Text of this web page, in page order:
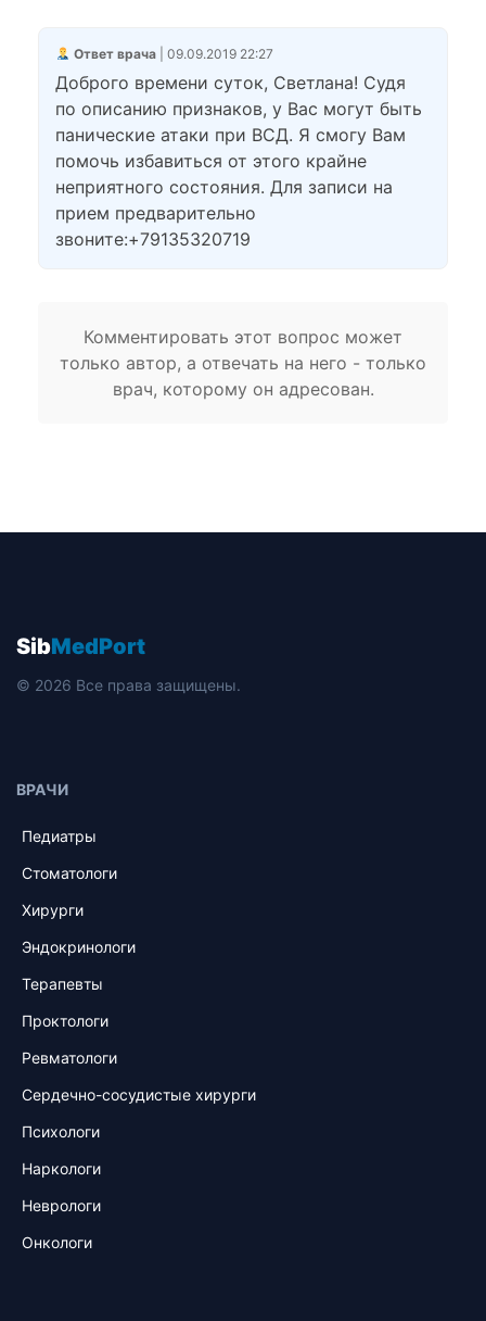
Ответ врача| 09.09.2019 22:27
Доброго времени суток, Светлана! Судя
по описанию признаков, у Вас могут быть
панические атаки при ВСД. Я смогу Вам
помочь избавиться от этого крайне
неприятного состояния. Для записи на
прием предварительно
звоните:+79135320719
Комментировать этот вопрос может
только автор, а отвечать на него - только
врач, которому он адресован.
SibMedPort
© 2026 Все права защищены.
ВРАЧИ
Педиатры
Стоматологи
Хирурги
Эндокринологи
Терапевты
Проктологи
Ревматологи
Сердечно-сосудистые хирурги
Психологи
Наркологи
Неврологи
Онкологи